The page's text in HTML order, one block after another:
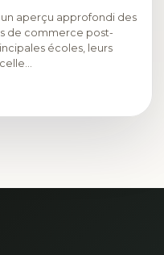
aperçu approfondi des
de commerce post-
écoles, leurs